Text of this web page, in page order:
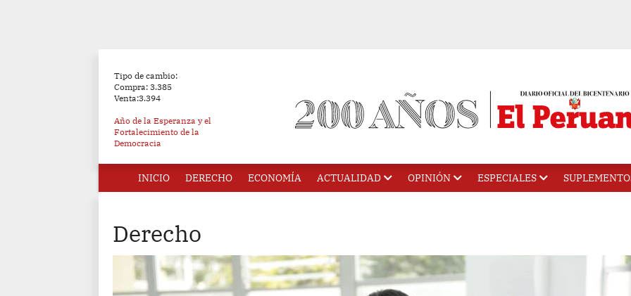
Tipo de cambio:
Compra: 3.385
Venta:3.394
Año de la Esperanza y el
Fortalecimiento de la
Democracia
INICIO DERECHO ECONOMÍA ACTUALIDAD OPINIÓN ESPECIALES
Derecho